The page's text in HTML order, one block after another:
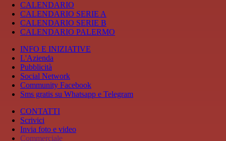
CALENDARIO
CALENDARIO SERIE A
CALENDARIO SERIE B
CALENDARIO PALERMO
INFO E INIZIATIVE
L'Azienda
Pubblicità
Social Network
Community Facebook
Sms gratis su Whatsapp e Telegram
CONTATTI
Scrivici
Invia foto e video
Commerciale